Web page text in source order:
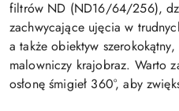
filtrów ND (ND16/64/256),
zachwycające ujęcia w
a także obiektyw
malowniczy krajobraz. Warto
osłonę śmigieł 360°, aby